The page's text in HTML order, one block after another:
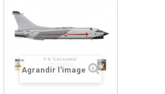
Agrandir l'image